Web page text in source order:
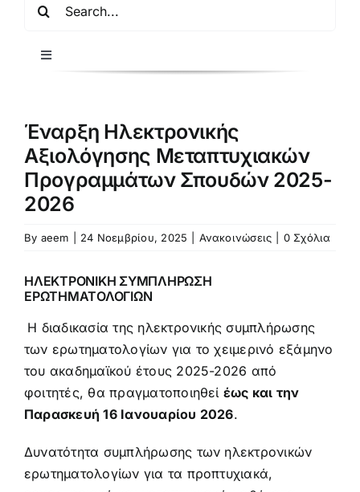
Ελληνικά
Toggle
Navigation
Προκήρυξη – αίτηση
Κανονισμός
Ανακοινώσεις
Έναρξη Ηλεκτρονικής
Αξιολόγησης Μεταπτυχιακών
Προγραμμάτων Σπουδών 2025-
2026
By aeem 24 Νοεμβρίου, 2025 Ανακοινώσεις 0 Σχόλια
ΗΛΕΚΤΡΟΝΙΚΗ ΣΥΜΠΛΗΡΩΣΗ
ΕΡΩΤΗΜΑΤΟΛΟΓΙΩΝ
Η διαδικασία της ηλεκτρονικής συμπλήρωσης
των ερωτηματολογίων για το χειμερινό εξάμηνο
του ακαδημαϊκού έτους 2025-2026 από
φοιτητές, θα πραγματοποιηθεί έως και την
Παρασκευή 16 Ιανουαρίου 2026.
Δυνατότητα συμπλήρωσης των ηλεκτρονικών
ερωτηματολογίων για τα προπτυχιακά,